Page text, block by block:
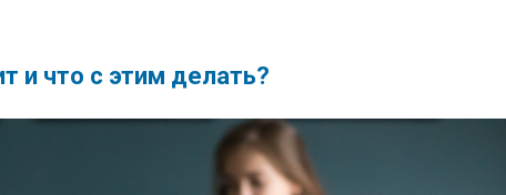
и что с этим делать?